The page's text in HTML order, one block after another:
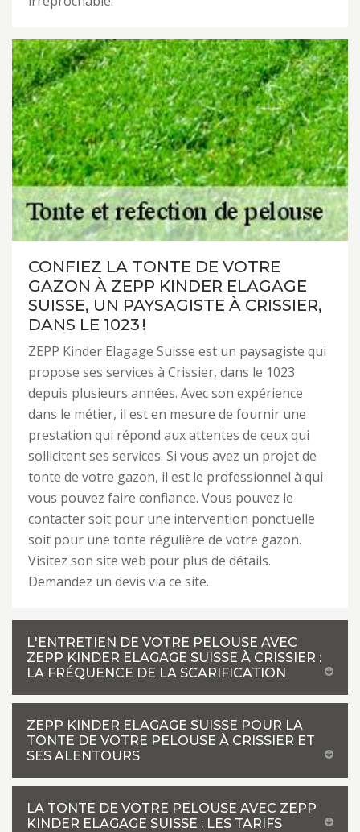
CONFIEZ LA TONTE DE VOTRE
GAZON À ZEPP KINDER ELAGAGE
SUISSE, UN PAYSAGISTE À CRISSIER,
DANS LE 1023 !
ZEPP Kinder Elagage Suisse est un paysagiste qui
propose ses services à Crissier, dans le 1023
depuis plusieurs années. Avec son expérience
dans le métier, il est en mesure de fournir une
prestation qui répond aux attentes de ceux qui
sollicitent ses services. Si vous avez un projet de
tonte de votre gazon, il est le professionnel à qui
vous pouvez faire confiance. Vous pouvez le
contacter soit pour une intervention ponctuelle
soit pour une tonte régulière de votre gazon.
Visitez son site web pour plus de détails.
Demandez un devis via ce site.
L'ENTRETIEN DE VOTRE PELOUSE AVEC
ZEPP KINDER ELAGAGE SUISSE À CRISSIER :
LA FRÉQUENCE DE LA SCARIFICATION
ZEPP KINDER ELAGAGE SUISSE POUR LA
TONTE DE VOTRE PELOUSE À CRISSIER ET
SES ALENTOURS
LA TONTE DE VOTRE PELOUSE AVEC ZEPP
KINDER ELAGAGE SUISSE : LES TARIFS